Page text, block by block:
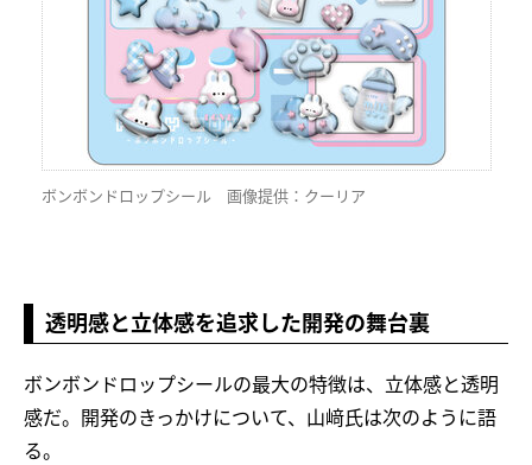
ボンボンドロップシール 画像提供：クーリア
透明感と立体感を追求した開発の舞台裏
ボンボンドロップシールの最大の特徴は、立体感と透明
感だ。開発のきっかけについて、山﨑氏は次のように語
る。